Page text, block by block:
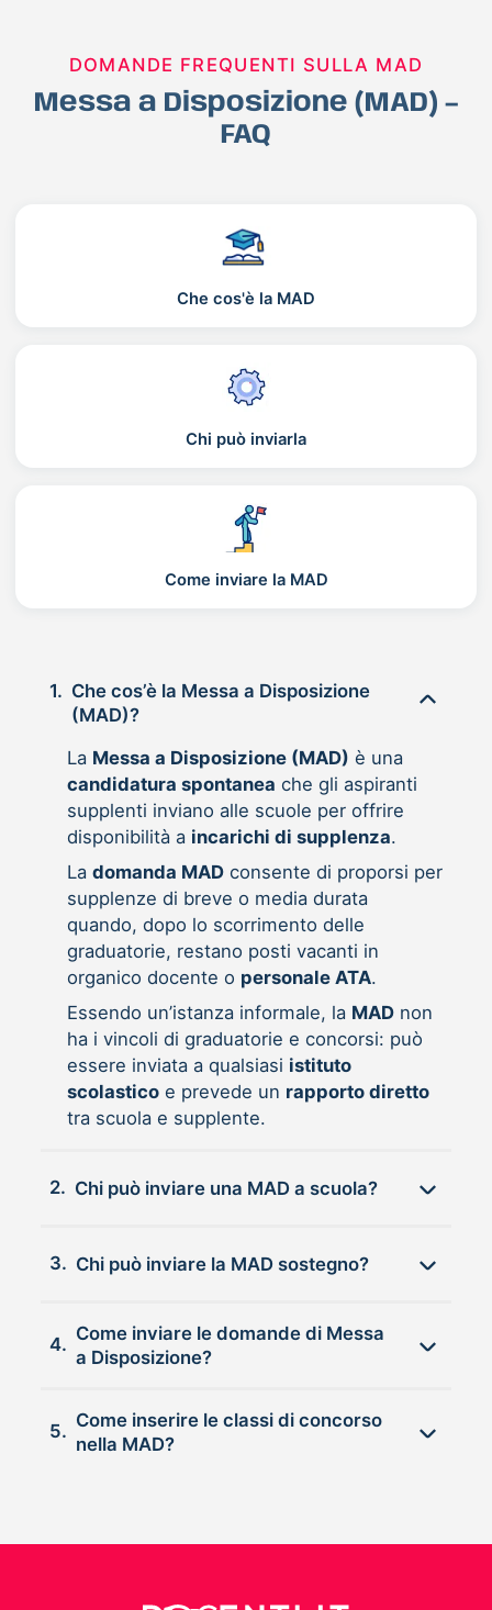
DOMANDE FREQUENTI SULLA MAD
Messa a Disposizione (MAD) –
FAQ
Che cos'è la MAD
Chi può inviarla
Come inviare la MAD
1. Che cos’è la Messa a Disposizione
(MAD)?
La Messa a Disposizione (MAD) è una
candidatura spontanea che gli aspiranti
supplenti inviano alle scuole per offrire
disponibilità a incarichi di supplenza.
La domanda MADconsente di proporsi per
supplenze di breve o media durata
quando, dopo lo scorrimento delle
graduatorie, restano posti vacanti in
organico docente o personale ATA.
Essendo un’istanza informale, la MADnon
ha i vincoli di graduatorie e concorsi: può
essere inviata a qualsiasi istituto
scolasticoe prevede un rapporto diretto
tra scuola e supplente.
2. Chi può inviare una MAD a scuola?
3. Chi può inviare la MAD sostegno?
4.
Come inviare le domande di Messa
a Disposizione?
5.
Come inserire le classi di concorso
nella MAD?